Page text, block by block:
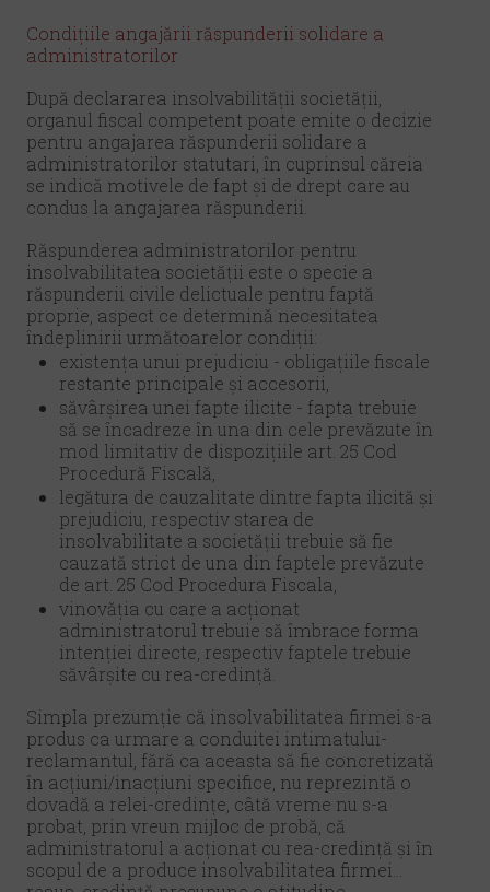
Condițiile angajării răspunderii solidare a
administratorilor
După declararea insolvabilității societății,
organul fiscal competent poate emite o decizie
pentru angajarea răspunderii solidare a
administratorilor statutari, în cuprinsul căreia
se indică motivele de fapt și de drept care au
condus la angajarea răspunderii.
Răspunderea administratorilor pentru
insolvabilitatea societății este o specie a
răspunderii civile delictuale pentru faptă
proprie, aspect ce determină necesitatea
îndeplinirii următoarelor condiții:
existența unui prejudiciu - obligațiile fiscale
restante principale și accesorii,
săvârșirea unei fapte ilicite - fapta trebuie
să se încadreze în una din cele prevăzute în
mod limitativ de dispozițiile art. 25 Cod
Procedură Fiscală,
legătura de cauzalitate dintre fapta ilicită și
prejudiciu, respectiv starea de
insolvabilitate a societății trebuie să fie
cauzată strict de una din faptele prevăzute
de art. 25 Cod Procedura Fiscala,
vinovăția cu care a acționat
administratorul trebuie să îmbrace forma
intenției directe, respectiv faptele trebuie
săvârșite cu rea-credință.
Simpla prezumție că insolvabilitatea firmei s-a
produs ca urmare a conduitei intimatului-
reclamantul, fără ca aceasta să fie concretizată
în acțiuni/inacțiuni specifice, nu reprezintă o
dovadă a relei-credințe, câtă vreme nu s-a
probat, prin vreun mijloc de probă, că
administratorul a acționat cu rea-credință și în
scopul de a produce insolvabilitatea firmei...